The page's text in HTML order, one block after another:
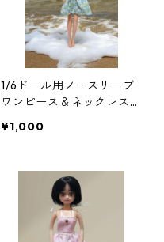
1/6ドール用ノースリーブ
ワンピース＆ネックレスセ
ピース風
¥1,000